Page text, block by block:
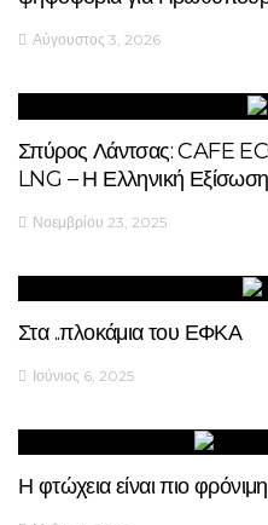
Αύγουστος 3, 2026
Σπύρος Λάντσας: CAFE
LNG – Η Ελληνική
Νοεμβρίου 23, 2025
Στα ..πλοκάμια του ΕΦΚΑ
Ιούνιος 6, 2025
Η φτώχεια είναι πιο φρόνιμη